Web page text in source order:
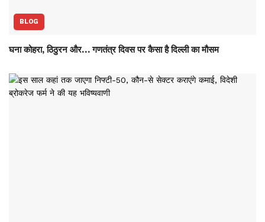
BLOG
घना कोहरा, ठिठुरन और… गणतंत्र दिवस पर कैसा है दिल्ली का मौसम